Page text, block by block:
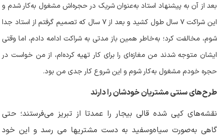
بعد از آن به پیشنهاد استاد به‌عنوان شریک در حجره‌اش مشغول به‌کار شدم و
این شراکت۷ سال طول کشید و بعد از۷ سال که تصمیم گرفتم از استاد جدا
شوم، مخالفت کرد؛ به‌خاطر همین باز مدتی به شراکت ادامه دادم، اما وقتی
ایشان متوجه شدند من مغازه‌ای را برای کار تهیه کرده‌ام، از من خواست در
حجره خودم مشغول به‌کار شوم و این شروع کار جدی من بود.
طرح‌های سنتی مشتریان خودشان را دارند
نقشه‌های کپی شده قالی بیجار را عمدتا از تبریز می‌فرستند؛ حتی
گاهی به‌صورت سیاه‌وسفید به دست مشتریها می رسد و این خود